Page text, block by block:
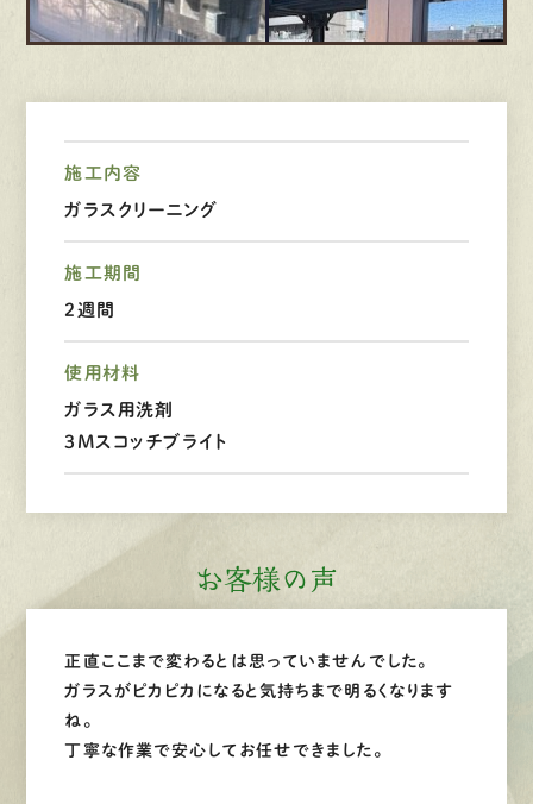
0120-44-2605
Web
施工内容
ガラスクリーニング
施工期間
2週間
使用材料
ガラス用洗剤
3Mスコッチブライト
お客様の声
正直ここまで変わるとは思っていませんでした。
ガラスがピカピカになると気持ちまで明るくなります
ね。
丁寧な作業で安心してお任せできました。